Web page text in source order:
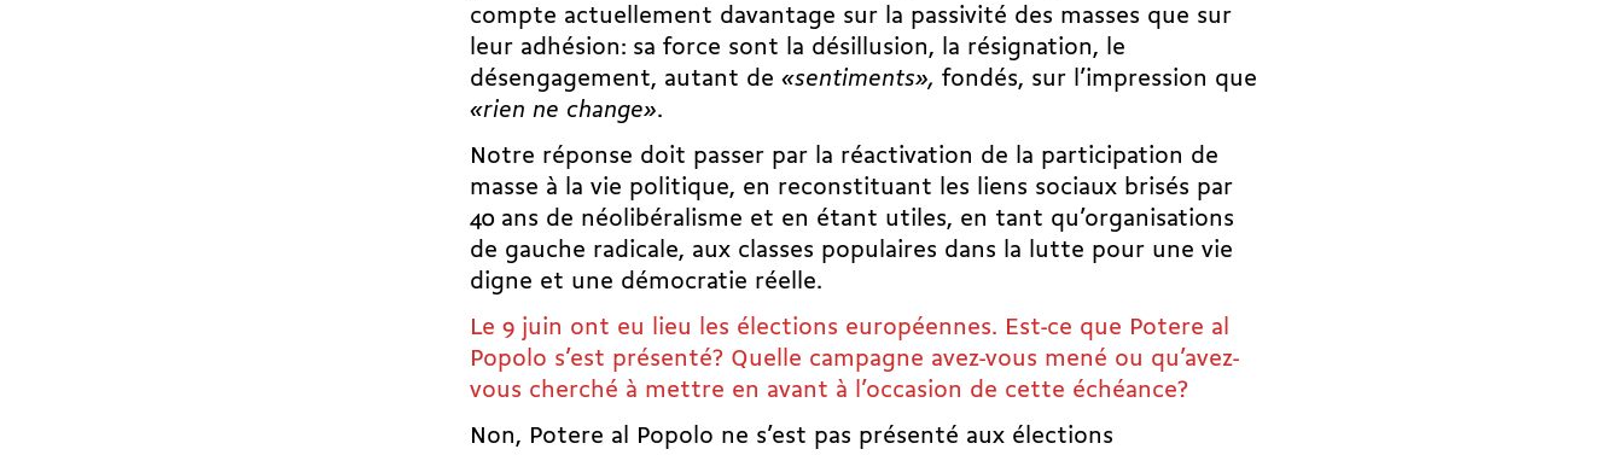
compte actuellement davantage sur la passivité des masses que sur
leur adhésion: sa force sont la désillusion, la résignation, le
désengagement, autant de «sentiments», fondés, sur l’impression que
«rien ne change».
Notre réponse doit passer par la réactivation de la participation de
masse à la vie politique, en reconstituant les liens sociaux brisés par
40 ans de néolibéralisme et en étant utiles, en tant qu’organisations
de gauche radicale, aux classes populaires dans la lutte pour une vie
digne et une démocratie réelle.
Le 9 juin ont eu lieu les élections européennes. Est-ce que Potere al
Popolo s’est présenté? Quelle campagne avez-vous mené ou qu’avez-
vous cherché à mettre en avant à l’occasion de cette échéance?
Non, Potere al Popolo ne s’est pas présenté aux élections